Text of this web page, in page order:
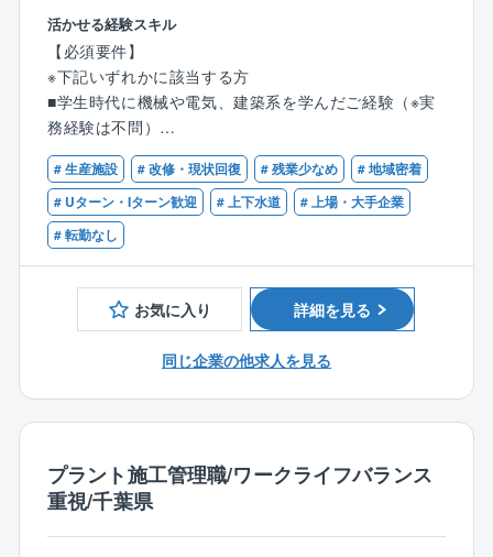
ずれはプロジェクト全体を管理する立場で腕を揮って
みたいですね」
（メンテナンス・工事／Aさん）
【同社ならではの福利厚生】
仕事とプライベートを両立しながら、社員が快適に仕
事ができる環境を揃えています。
■家族も嬉しい転勤なし
国内での事業に特化しており転勤がありませんので、
転居を伴う生活変化がなく安心して働けます。
※短～長期の国内出張があります。
基礎研修をはじめ、階層別研修、専門職能力開発研
その他、支援制度もあり社員のフォローアップもして
東洋エンジニアリングと合同で、エンジニアリングの
より深い知識を習得するための研修もございます。
■フレキシブルな働き方が可能
※地域により宿泊を伴う1～2週間程度の短期間の出張が
発生する可能性があります。
【業務詳細】
◇点検・調査、改修計画の立案
浄水場などで使用されている水処理設備の不具合対応
◇施工管理、竣工検査
受注後は打ち合わせ、施工管理・工事終了後に竣工検
査に立ち会い
※建設業務は含みません※工期は、2～3日から2ヶ月程
◇予算管理、工程管理、売上処理などの管理業務等
※受注先：官公庁90％
【働き方】
月～木曜日 9：00～17：30 (休憩60分 / 実働7.5時
間)
金曜日 9：00～17：00 (休憩60分 / 実働7時
間)
活かせる経験スキル
【必須要件】
※下記いずれかに該当する方
■学生時代に機械や電気、建築系を学んだご経験（※実
務経験は不問）
■何かしらの施工管理経験をお持ちの方
■設備メンテナンス経験をお持ちの方
# 生産施設 # 改修・現状回復 # 残業少なめ
# 地域密着
# Uターン・Iターン歓迎
# 上下水道
# 上場・大手企業
# 転勤なし
お気に入り 詳細を見る
同じ企業の他求人を見る
プラント施工管理職/ワークライフバランス
重視/千葉県